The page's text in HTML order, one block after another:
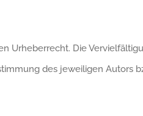
Urheberrecht. Die
des jeweiligen Autors